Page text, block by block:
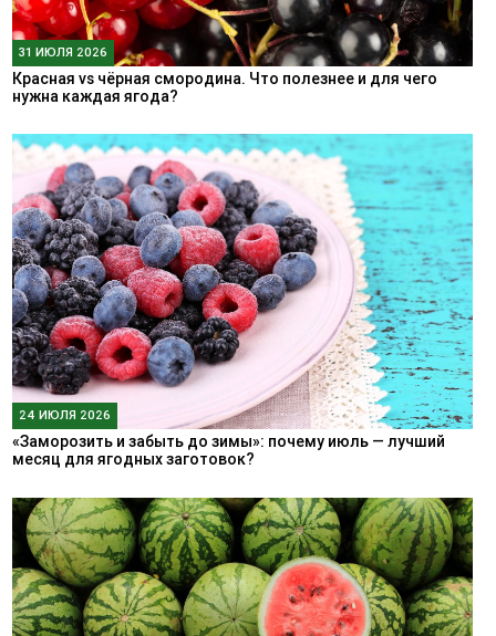
31 ИЮЛЯ 2026
Красная vs чёрная смородина. Что полезнее и для чего
нужна каждая ягода?
24 ИЮЛЯ 2026
«Заморозить и забыть до зимы»: почему июль — лучший
месяц для ягодных заготовок?